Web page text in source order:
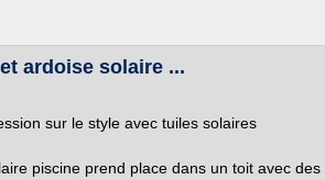
ardoise solaire ...
sur le style avec tuiles solaires
piscine prend place dans un toit avec des